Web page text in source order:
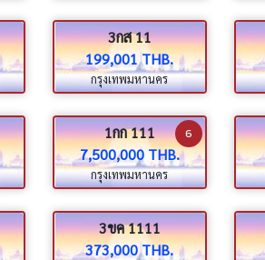
3กส 11
199,001 THB.
กรุงเทพมหานคร
1กก 111
7,500,000 THB.
กรุงเทพมหานคร
6
3ขค 1111
373,000 THB.